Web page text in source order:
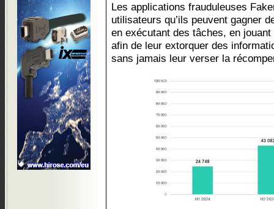
Les applications frauduleuses
utilisateurs qu’ils peuvent gagner
en exécutant des tâches, en
afin de leur extorquer des
sans jamais leur verser la